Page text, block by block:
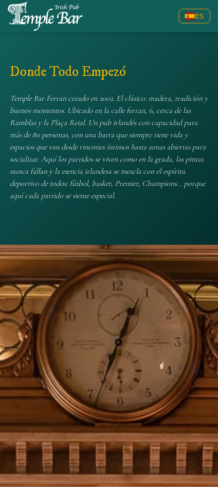
ES
Donde Todo Empezó
Temple Bar Ferran creado en 2002. El clásico: madera, tradición y
buenos momentos. Ubicado en la calle ferran, 6, cerca de las
Ramblas y la Plaça Reial. Un pub irlandés con capacidad para
más de 80 personas, con una barra que siempre tiene vida y
espacios que van desde rincones íntimos hasta zonas abiertas para
socializar. Aquí los partidos se viven como en la grada, las pintas
nunca fallan y la esencia irlandesa se mezcla con el espíritu
deportivo de todos: fútbol, basket, Premier, Champions… porque
aquí cada partido se siente especial.